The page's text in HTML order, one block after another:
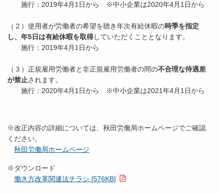
施行：2019年4月1日から ※中小企業は2020年4月1日から
（２）使用者が労働者の希望を聴き年次有給休暇の時季を指定
し、年5日は有給休暇を取得していただくこととなります。
施行：2019年4月1日から
（３）正規雇用労働者と非正規雇用労働者の間の不合理な待遇差
が禁止されます。
施行：2020年4月1日から ※中小企業は2021年4月1日から
※改正内容の詳細については、秋田労働局ホームページでご確認
ください。
秋田労働局ホームページ
※ダウンロード
働き方改革関連法チラシ [576KB]